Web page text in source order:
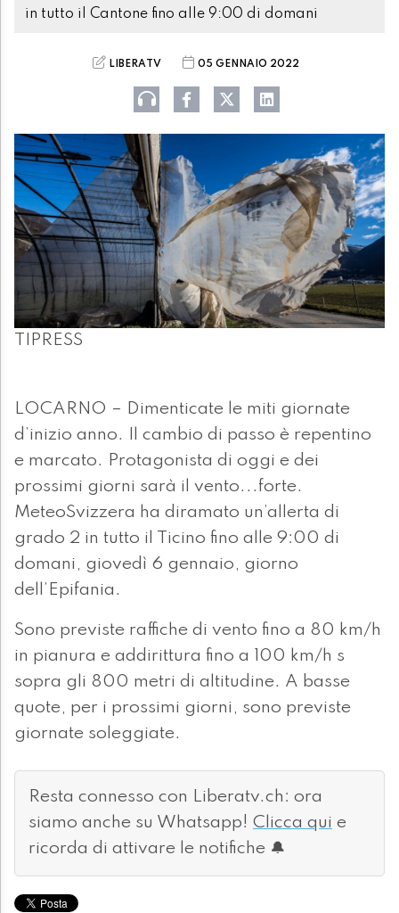
in tutto il Cantone fino alle 9:00 di domani
LIBERATV 05 GENNAIO 2022
TIPRESS
LOCARNO – Dimenticate le miti giornate
d’inizio anno. Il cambio di passo è repentino
e marcato. Protagonista di oggi e dei
prossimi giorni sarà il vento...forte.
MeteoSvizzera ha diramato un’allerta di
grado 2 in tutto il Ticino fino alle 9:00 di
domani, giovedì 6 gennaio, giorno
dell’Epifania.
Sono previste raffiche di vento fino a 80 km/h
in pianura e addirittura fino a 100 km/h s
sopra gli 800 metri di altitudine. A basse
quote, per i prossimi giorni, sono previste
giornate soleggiate.
Resta connesso con Liberatv.ch: ora
siamo anche su Whatsapp! Clicca qui e
ricorda di attivare le notifiche 🔔